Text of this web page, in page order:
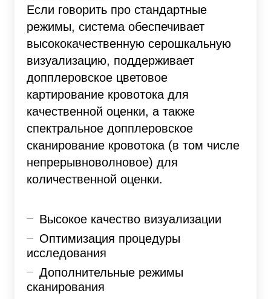
Если говорить про стандартные
режимы, система обеспечивает
высококачественную серошкальную
визуализацию, поддерживает
допплеровское цветовое
картирование кровотока для
качественной оценки, а также
спектральное допплеровское
сканирование кровотока (в том числе
непрерывноволновое) для
количественной оценки.
Высокое качество визуализации
Оптимизация процедуры
исследования
Дополнительные режимы
сканирования